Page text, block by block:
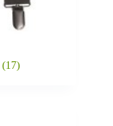
(17)